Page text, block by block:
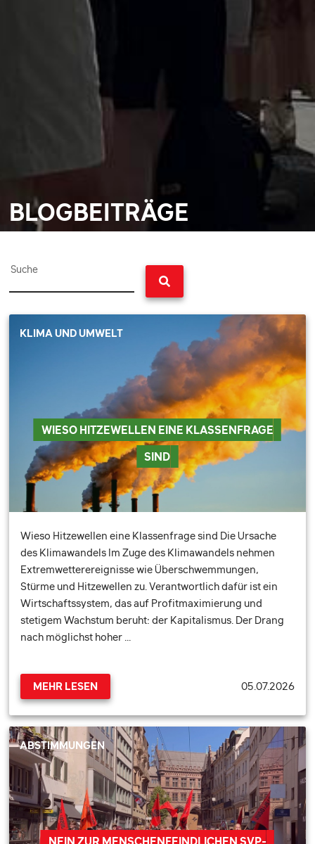
BLOGBEITRÄGE
Suche
WIESO HITZEWELLEN EINE KLASSENFRAGE
SIND
KLIMA UND UMWELT
Wieso Hitzewellen eine Klassenfrage sind Die Ursache
des Klimawandels Im Zuge des Klimawandels nehmen
Extremwetterereignisse wie Überschwemmungen,
Stürme und Hitzewellen zu. Verantwortlich dafür ist ein
Wirtschaftssystem, das auf Profitmaximierung und
stetigem Wachstum beruht: der Kapitalismus. Der Drang
nach möglichst hoher …
MEHR LESEN 05.07.2026
NEIN ZUR MENSCHENFEINDLICHEN SVP-
ABSTIMMUNGEN